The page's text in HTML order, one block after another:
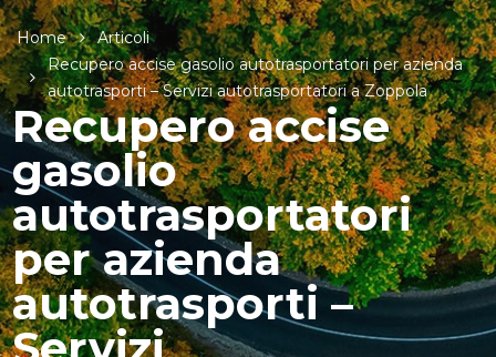
Home
Articoli
Recupero accise gasolio autotrasportatori per azienda
autotrasporti – Servizi autotrasportatori a Zoppola
Recupero accise
gasolio
autotrasportatori
per azienda
autotrasporti –